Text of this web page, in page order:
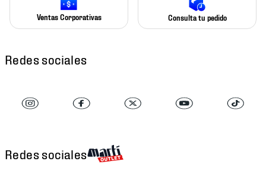
Ventas Corporativas Consulta tu pedido
Redes sociales
Redes sociales